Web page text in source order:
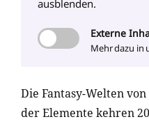
ausblenden.
Externe
Mehr dazu in
Die Fantasy-Welten
der Elemente kehren